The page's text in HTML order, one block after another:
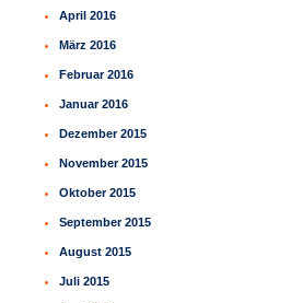
April 2016
März 2016
Februar 2016
Januar 2016
Dezember 2015
November 2015
Oktober 2015
September 2015
August 2015
Juli 2015